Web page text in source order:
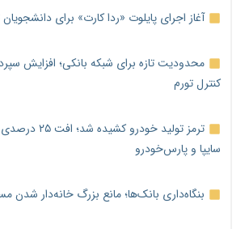
آغاز اجرای پایلوت «ردا کارت» برای
محدودیت تازه برای شبکه بانکی؛ افزایش
کنترل تورم
ترمز تولید
سایپا و پارس‌خودرو
بنگاه‌داری بانک‌ها؛ مانع بزرگ خانه‌دار شدن